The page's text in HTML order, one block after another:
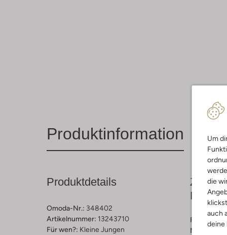
Um
die
auch
deine
Produktinformation
Produktdetails
Omoda-Nr.: 348402
Artikelnummer: 13243710
Für wen?: Kleine Jungen
Farbe :
Muster: